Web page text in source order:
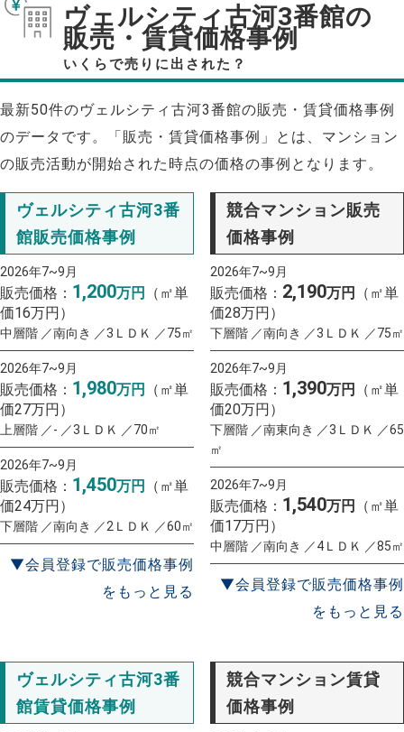
ヴェルシティ古河3番館の
販売・賃貸価格事例
いくらで売りに出された？
最新50件のヴェルシティ古河3番館の販売・賃貸価格事例
のデータです。「販売・賃貸価格事例」とは、マンション
の販売活動が開始された時点の価格の事例となります。
ヴェルシティ古河3番
館販売価格事例
2026年7~9月
販売価格： 1,200万円
（㎡単
価16万円）
中層階 ／南向き ／3ＬＤＫ ／75㎡
2026年7~9月
販売価格： 1,980万円
（㎡単
価27万円）
上層階 ／- ／3ＬＤＫ ／70㎡
2026年7~9月
販売価格： 1,450万円
（㎡単
価24万円）
下層階 ／南向き ／2ＬＤＫ ／60㎡
▼会員登録で販売価格事例
をもっと見る
競合マンション販売
価格事例
2026年7~9月
販売価格： 2,190万円
（㎡単
価28万円）
下層階 ／南向き ／3ＬＤＫ ／75㎡
2026年7~9月
販売価格： 1,390万円
（㎡単
価20万円）
下層階 ／南東向き ／3ＬＤＫ ／65
㎡
2026年7~9月
販売価格： 1,540万円
（㎡単
価17万円）
中層階 ／南向き ／4ＬＤＫ ／85㎡
▼会員登録で販売価格事例
をもっと見る
ヴェルシティ古河3番
館賃貸価格事例
競合マンション賃貸
価格事例